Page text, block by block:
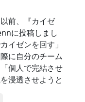
前、『カイゼ
に投稿しまし
イゼンを回す」
に自分のチーム
個人で完結させ
浸透させようと